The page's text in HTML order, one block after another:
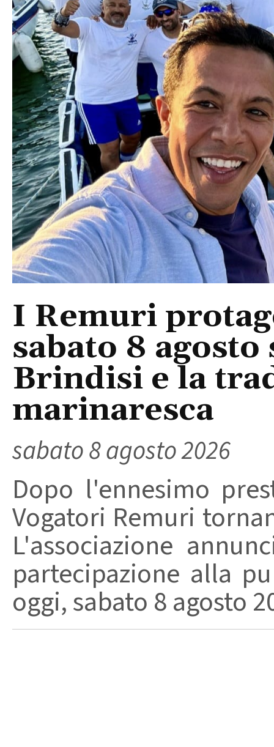
I Remuri
sabato 8
Brindisi e la
marinaresca
sabato 8 agosto 2026
Dopo l'ennesimo
Vogatori Remuri
L'associazione
partecipazione alla
oggi, sabato 8 agosto